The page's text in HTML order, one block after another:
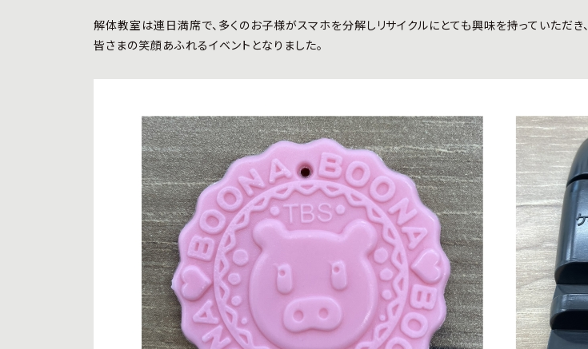
解体教室は連日満席で、多くのお子様がスマホを分解しリサイクルにとても興味を持っていただき、
皆さまの笑顔あふれるイベントとなりました。